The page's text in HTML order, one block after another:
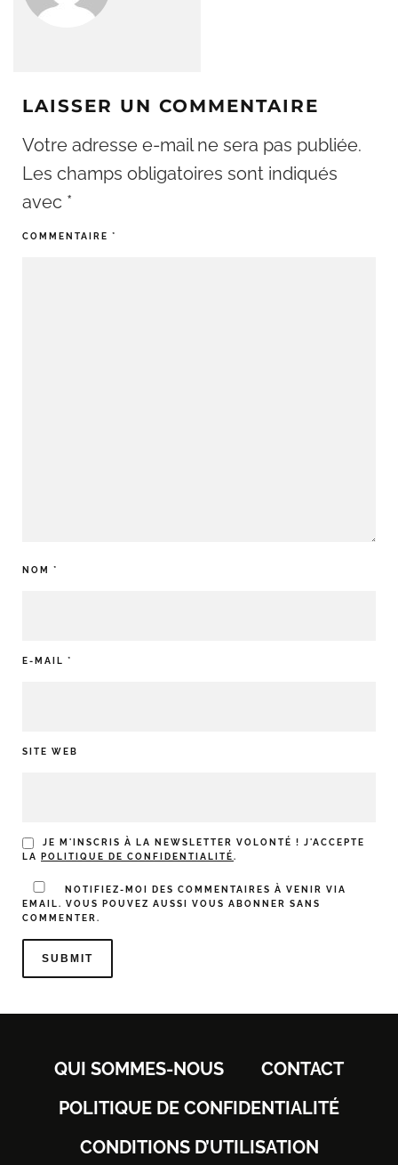
LAISSER UN COMMENTAIRE
Votre adresse e-mail ne sera pas publiée.
Les champs obligatoires sont indiqués
avec *
COMMENTAIRE *
NOM *
E-MAIL *
SITE WEB
JE M'INSCRIS À LA NEWSLETTER VOLONTÉ ! J'ACCEPTE
LA
POLITIQUE DE CONFIDENTIALITÉ.
NOTIFIEZ-MOI DES COMMENTAIRES À VENIR VIA
EMAIL. VOUS POUVEZ AUSSI VOUS ABONNER
SANS
COMMENTER.
QUI SOMMES-NOUS
CONTACT
POLITIQUE DE CONFIDENTIALITÉ
CONDITIONS D’UTILISATION